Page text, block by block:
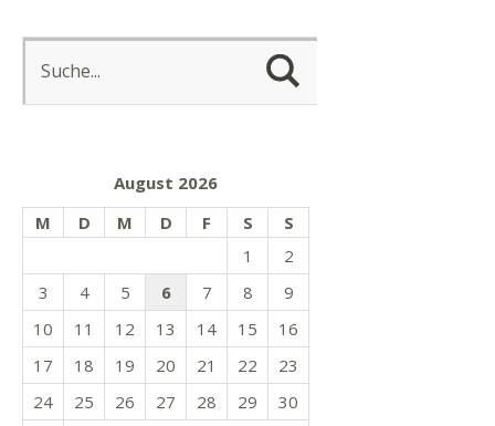
August 2026
M
D M D F S S
1
2
3
4 5 6 7 8
9
10
11 12 13 14 15
16
17
18 19 20 21 22
23
24
25 26 27 28 29
30